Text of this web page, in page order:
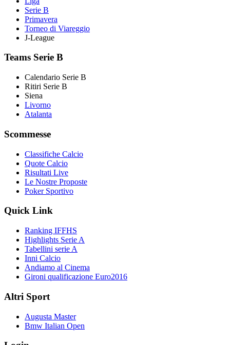
Serie B
Primavera
Torneo di Viareggio
J-League
Teams Serie B
Calendario Serie B
Ritiri Serie B
Siena
Livorno
Atalanta
Scommesse
Classifiche Calcio
Quote Calcio
Risultati Live
Le Nostre Proposte
Poker Sportivo
Quick Link
Ranking IFFHS
Highlights Serie A
Tabellini serie A
Inni Calcio
Andiamo al Cinema
Gironi qualificazione Euro2016
Altri Sport
Augusta Master
Bmw Italian Open